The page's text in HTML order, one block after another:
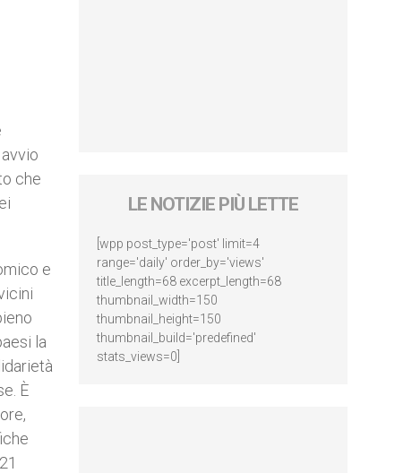
che
e
la
È
LE NOTIZIE PIÙ LETTE
[wpp post_type='post' limit=4
range='daily' order_by='views'
title_length=68 excerpt_length=68
thumbnail_width=150
thumbnail_height=150
thumbnail_build='predefined'
stats_views=0]